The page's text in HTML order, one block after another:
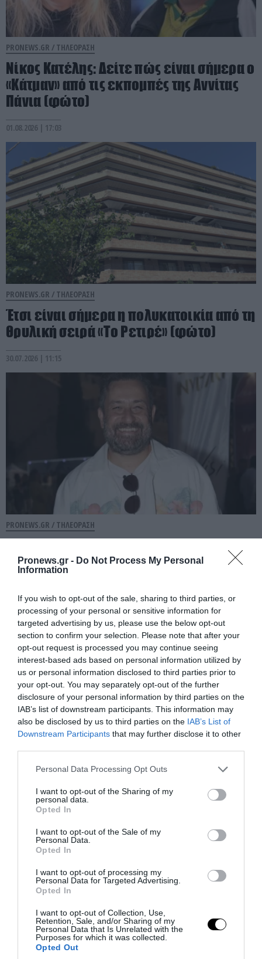
Pronews.gr - Do Not Process My Personal
Information
If you wish to opt-out of the sale, sharing to third parties, or
processing of your personal or sensitive information for
targeted advertising by us, please use the below opt-out
section to confirm your selection. Please note that after your
opt-out request is processed you may continue seeing
interest-based ads based on personal information utilized by
us or personal information disclosed to third parties prior to
your opt-out. You may separately opt-out of the further
disclosure of your personal information by third parties on the
IAB’s list of downstream participants. This information may
also be disclosed by us to third parties on the IAB’s List of
Downstream Participants that may further disclose it to other
Please note that this website/app uses one or more Google
not limited to your visit or usage behaviour. You may click to
grant or deny consent to Google and its third-party tags to
use your data for below specified purposes in below Google
consent section.
Personal Data Processing Opt Outs
I want to opt-out of the Sharing of my
personal data.
Opted In
I want to opt-out of the Sale of my
Personal Data.
Opted In
I want to opt-out of processing my
Personal Data for Targeted Advertising.
Opted In
I want to opt-out of Collection, Use,
Retention, Sale, and/or Sharing of my
Personal Data that Is Unrelated with the
Purposes for which it was collected.
Opted Out
PRONEWS.GR / ΤΗΛΕΟΡΑΣΗ
Νίκος Κατέλης: Δείτε πώς είναι σήμερα ο
«Κάτμαν» από τις εκπομπές της Αννίτας
Πάνια (φώτο)
01.08.2026 | 17:03
PRONEWS.GR / ΤΗΛΕΟΡΑΣΗ
Έτσι είναι σήμερα η πολυκατοικία από τη
θρυλική σειρά «Το Ρετιρέ» (φώτο)
30.07.2026 | 11:15
PRONEWS.GR / ΤΗΛΕΟΡΑΣΗ
μέθυσε στο πλατό της εκπομπής – Δεν
τον μάζευε κανείς!
30.07.2026 | 11:00
PRONEWS.GR /ΤΗΛΕΟΡΑΣΗ
Μπεν Άφλεκ: Κέρδισε 1 εκατομμύριο
δολάρια στο «Ποιος θέλει να γίνει
εκατομμυριούχος»
30.07.2026 | 09:34